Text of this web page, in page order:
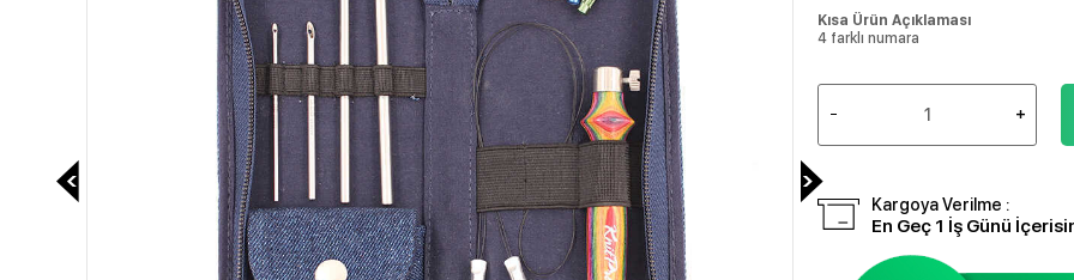
Kısa Ürün Açıklaması
4 farklı numara
Kargoya Verilme :
En Geç 1 İş Günü